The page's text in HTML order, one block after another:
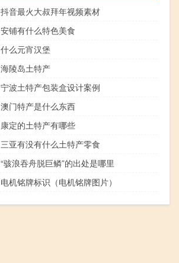
抖音最火大叔拜年视频素材
安铺有什么特色美食
什么元宵汉堡
海陵岛土特产
宁波土特产包装盒设计案例
澳门特产是什么东西
康定的土特产有哪些
三亚有没有什么土特产零食
“骇浪吞舟脱巨鳞”的出处是哪里
电机铭牌标识（电机铭牌图片）